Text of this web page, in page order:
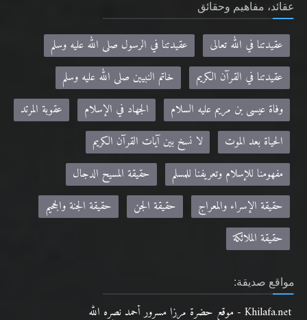
عقائد، مفاهيم وحقائق
عقيدتنا في الله تعالى
عقيدتنا في الرسول صلى الله عليه وسلم
عقيدتنا في القرآن الكريم
خاتم النبيين صلى الله عليه وسلم
وفاة عيسى بن مريم عليه السلام
الجهاد في الإسلام
عقوبة المرتد
الحياة بعد الموت
لا نسخ بين آيات القرآن الكريم
مفهومنا للإسلام وتعريفنا للمسلم
حقيقة المسيح الدجال
حقيقة الإسراء والمعراج
حقيقة الجن
حقيقة الجنة والجحيم
حقيقة الملائكة
مواقع صديقة:
Khilafa.net - موقع حضرة مرزا مسرور أحمد نصره الله